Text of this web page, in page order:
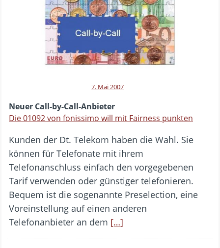
7. Mai 2007
Neuer Call-by-Call-Anbieter
Die 01092 von fonissimo will mit Fairness punkten
Kunden der Dt. Telekom haben die Wahl. Sie
können für Telefonate mit ihrem
Telefonanschluss einfach den vorgegebenen
Tarif verwenden oder günstiger telefonieren.
Bequem ist die sogenannte Preselection, eine
Voreinstellung auf einen anderen
Telefonanbieter an dem […]